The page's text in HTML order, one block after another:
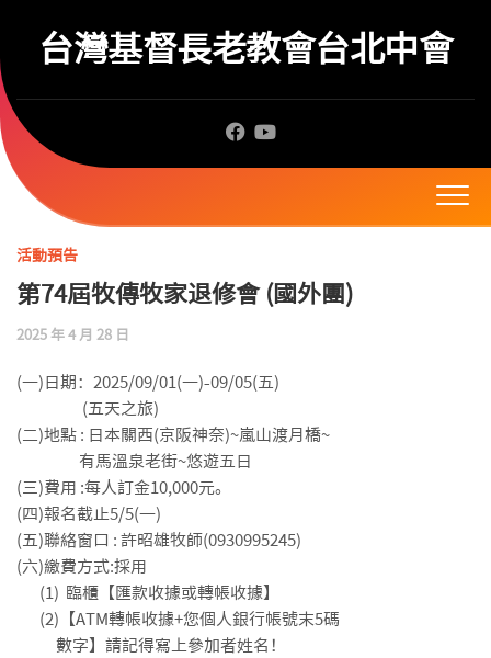
content台灣基督長老教會台北中會
活動預告
第74屆牧傳牧家退修會 (國外團)
2025 年 4 月 28 日
(一)日期：2025/09/01(一)-09/05(五)
(五天之旅)
(二)地點 : 日本關西(京阪神奈)~嵐山渡月橋~
有馬溫泉老街~悠遊五日
(三)費用 :每人訂金10,000元。
(四)報名截止5/5(一)
(五)聯絡窗口 : 許昭雄牧師(0930995245)
(六)繳費方式:採用
(1) 臨櫃【匯款收據或轉帳收據】
(2)【ATM轉帳收據+您個人銀行帳號末5碼
數字】請記得寫上參加者姓名！